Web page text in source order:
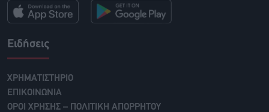
Ειδήσεις
ΧΡΗΜΑΤΙΣΤΗΡΙΟ
ΕΠΙΚΟΙΝΩΝΙΑ
ΟΡΟΙ ΧΡΗΣΗΣ – ΠΟΛΙΤΙΚΗ ΑΠΟΡΡΗΤΟΥ